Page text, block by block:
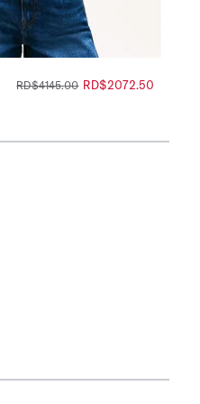
RD$2072.50
RD$4145.00